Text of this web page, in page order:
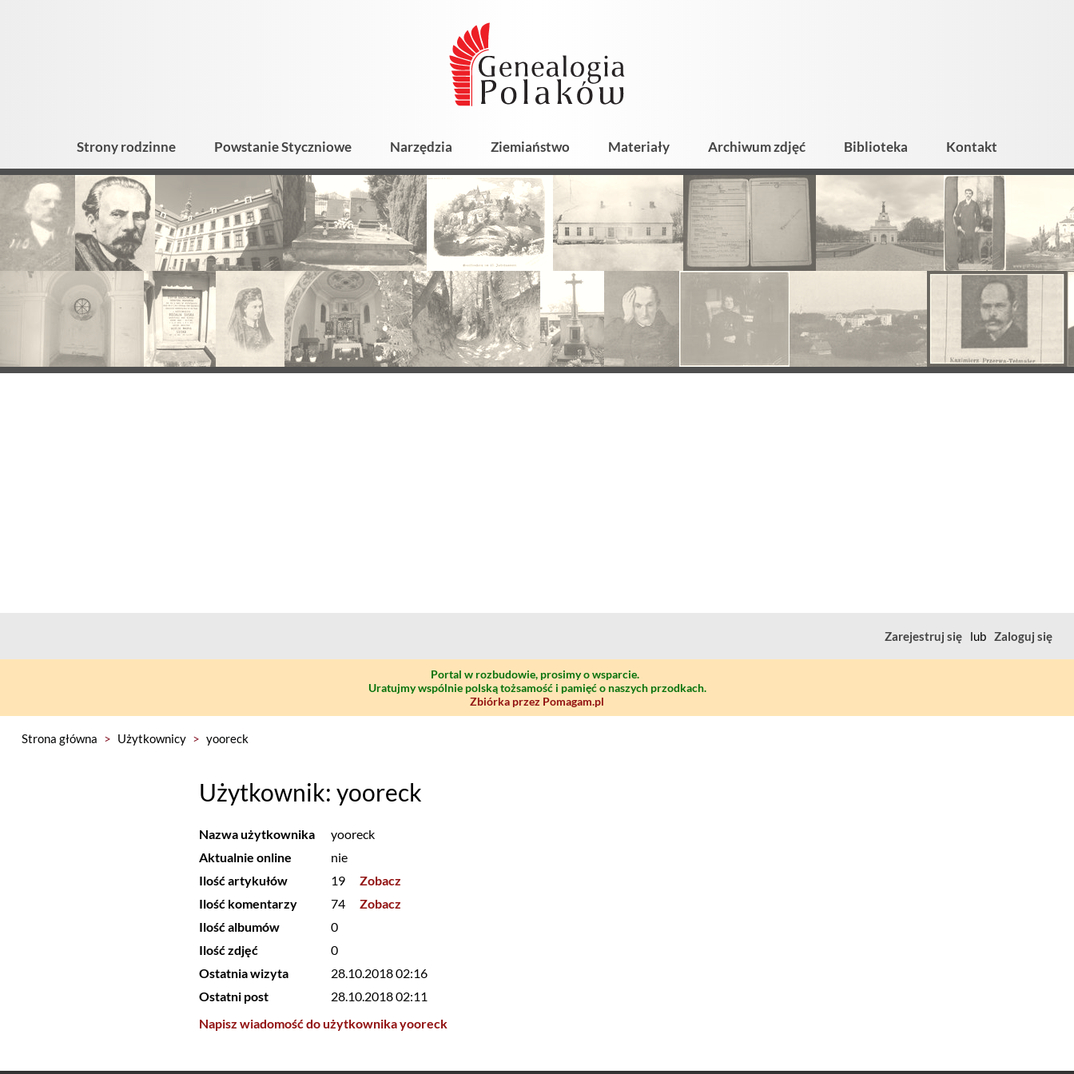
Strony rodzinne Powstanie Styczniowe Narzędzia Ziemiaństwo Materiały Archiwum zdjęć Biblioteka Kontakt
Zarejestruj się lub Zaloguj się
Portal w rozbudowie, prosimy o wsparcie.
Uratujmy wspólnie polską tożsamość i pamięć o naszych przodkach.
Zbiórka przez Pomagam.pl
Strona główna > Użytkownicy > yooreck
Użytkownik: yooreck
Nazwa użytkownika
yooreck
Aktualnie online
nie
Ilość artykułów
19
Zobacz
Ilość komentarzy
74
Zobacz
Ilość albumów
0
Ilość zdjęć
0
Ostatnia wizyta
28.10.2018 02:16
Ostatni post
28.10.2018 02:11
Napisz wiadomość do użytkownika yooreck